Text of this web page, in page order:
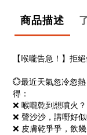
商品描述
【喉嚨告急！】拒
💮最近天氣忽冷忽
得：
❌ 喉嚨乾到想噴火
❌ 聲沙沙，講嘢好
❌ 皮膚乾爭爭，飲